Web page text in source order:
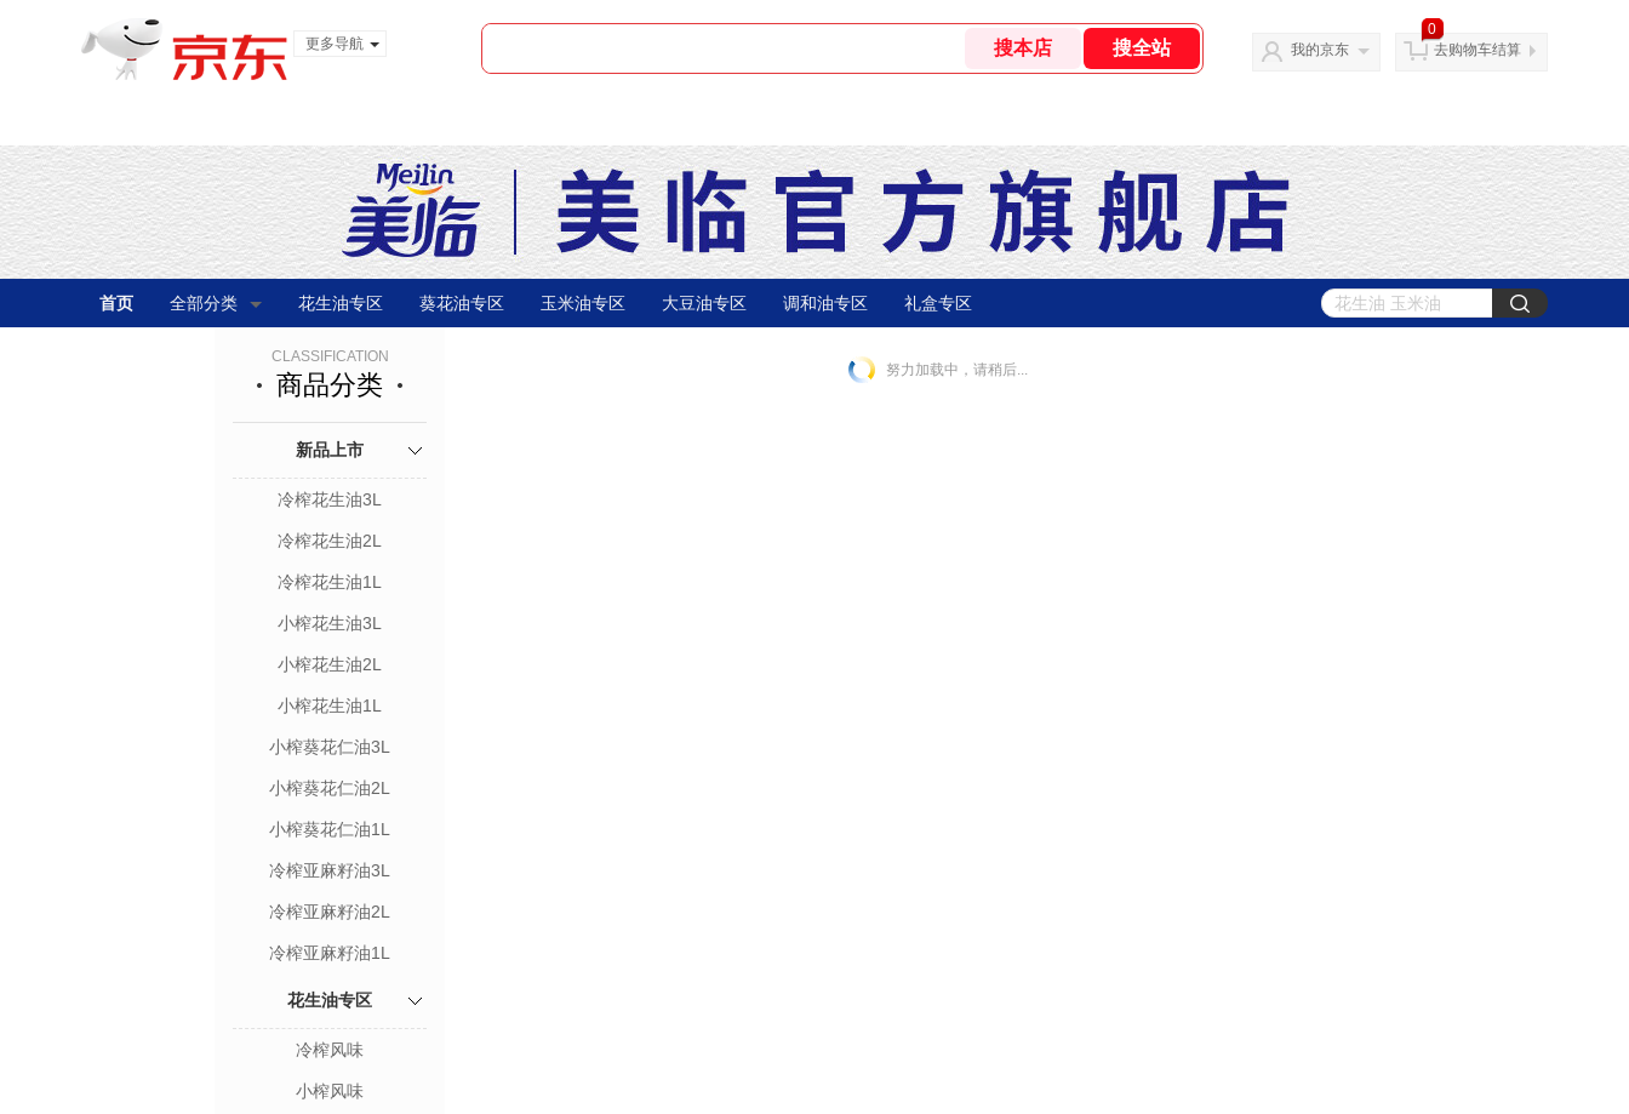
更多导航
我的京东
0
去购物车结算
首页 全部分类 花生油专区 葵花油专区 玉米油专区 大豆油专区 调和油专区 礼盒专区
CLASSIFICATION
商品分类
新品上市
冷榨花生油3L
冷榨花生油2L
冷榨花生油1L
小榨花生油3L
小榨花生油2L
小榨花生油1L
小榨葵花仁油3L
小榨葵花仁油2L
小榨葵花仁油1L
冷榨亚麻籽油3L
冷榨亚麻籽油2L
冷榨亚麻籽油1L
花生油专区
冷榨风味
小榨风味
努力加载中，请稍后...